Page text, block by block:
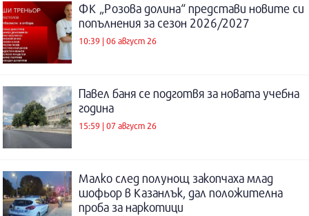
ФК „Розова долина“ представи новите си
попълнения за сезон 2026/2027
10:39 | 06 август 26
Павел баня се подготвя за новата учебна
година
15:59 | 07 август 26
Малко след полунощ закопчаха млад
шофьор в Казанлък, дал положителна
проба за наркотици